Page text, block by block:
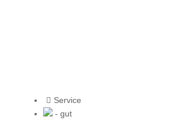
Service
- gut